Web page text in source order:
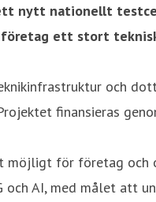
nytt nationellt
ett stort
och
finansieras
möjligt för företag
och AI, med målet